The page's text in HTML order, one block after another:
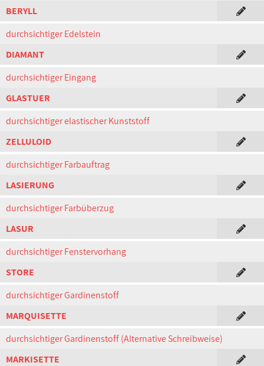
BERYLL
durchsichtiger Edelstein
DIAMANT
durchsichtiger Eingang
GLASTUER
durchsichtiger elastischer Kunststoff
ZELLULOID
durchsichtiger Farbauftrag
LASIERUNG
durchsichtiger Farbüberzug
LASUR
durchsichtiger Fenstervorhang
STORE
durchsichtiger Gardinenstoff
MARQUISETTE
durchsichtiger Gardinenstoff (Alternative Schreibweise)
MARKISETTE